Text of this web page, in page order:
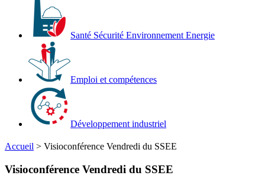
Santé Sécurité Environnement Energie
Emploi et compétences
Développement industriel
Accueil > Visioconférence Vendredi du SSEE
Visioconférence Vendredi du SSEE